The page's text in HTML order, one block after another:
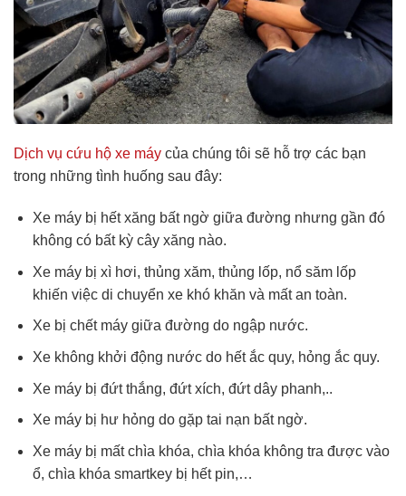
Dịch vụ cứu hộ xe máy của chúng tôi sẽ hỗ trợ các bạn
trong những tình huống sau đây:
Xe máy bị hết xăng bất ngờ giữa đường nhưng gần đó
không có bất kỳ cây xăng nào.
Xe máy bị xì hơi, thủng xăm, thủng lốp, nổ săm lốp
khiến việc di chuyển xe khó khăn và mất an toàn.
Xe bị chết máy giữa đường do ngập nước.
Xe không khởi động nước do hết ắc quy, hỏng ắc quy.
Xe máy bị đứt thắng, đứt xích, đứt dây phanh,..
Xe máy bị hư hỏng do gặp tai nạn bất ngờ.
Xe máy bị mất chìa khóa, chìa khóa không tra được vào
ổ, chìa khóa smartkey bị hết pin,…